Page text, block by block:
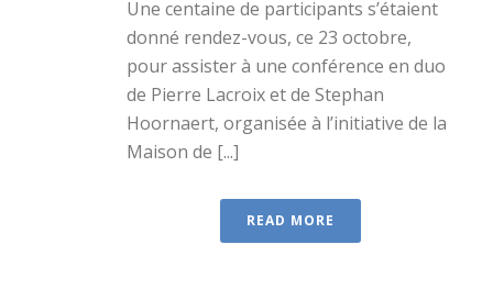
Une centaine de participants s’étaient
donné rendez-vous, ce 23 octobre,
pour assister à une conférence en duo
de Pierre Lacroix et de Stephan
Hoornaert, organisée à l’initiative de la
Maison de [...]
READ MORE